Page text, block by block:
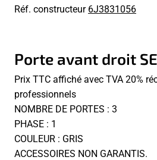
Réf. constructeur6J3831056
Porte avant droit
Prix TTC affiché avec TVA 20%
professionnels
NOMBRE DE PORTES : 3
PHASE : 1
COULEUR : GRIS
ACCESSOIRES NON GARANTIS.